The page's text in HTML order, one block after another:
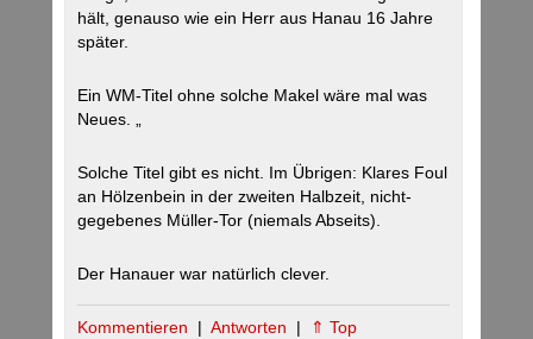
hält, genauso wie ein Herr aus Hanau 16 Jahre
später.
Ein WM-Titel ohne solche Makel wäre mal was
Neues. „
Solche Titel gibt es nicht. Im Übrigen: Klares Foul
an Hölzenbein in der zweiten Halbzeit, nicht-
gegebenes Müller-Tor (niemals Abseits).
Der Hanauer war natürlich clever.
Kommentieren | Antworten | ⇑ Top